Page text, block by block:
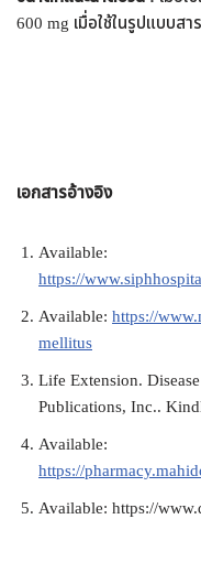
600 mg เมื่อใช้ในรูปแบบส
เอกสารอ้างอิง
Available:
https://
Available: https://
mellitus
Life Extension.
Publications, Inc..
Available:
https://
Available: https://